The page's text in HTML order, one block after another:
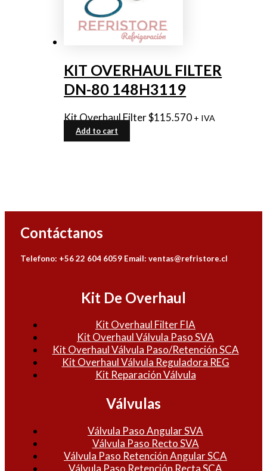
KIT OVERHAUL FILTER
DN-80 148H3119
Kit Overhaul Filter$115.570+ IVA
Add to cart
Contáctanos
Telefono: +56 22 604 6059 Email: ventas@refristore.cl
Kit De Overhaul
Kit Overhaul Filter FIA
Kit Overhaul Válvula Paso SVA
Kit Overhaul Válvula Paso/Retención SCA
Kit Overhaul Válvula Reguladora REG
Kit Reparación Válvula
Válvulas
Válvula Paso Angular SVA
Válvula Paso Recto SVA
Válvula Paso Retención Angular SCA
Válvula Paso Retención Recta SCA